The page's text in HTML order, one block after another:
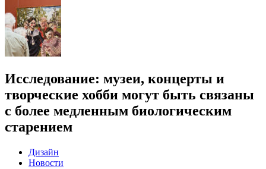
Исследование: музеи, концерты и
творческие хобби могут быть связаны
с более медленным биологическим
старением
Дизайн
Новости